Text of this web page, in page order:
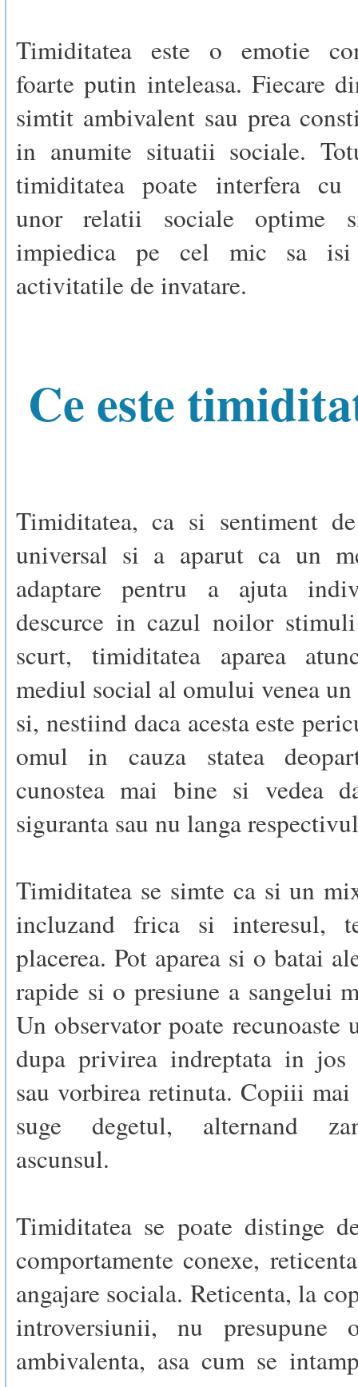
Timiditatea este o emotie
foarte putin inteleasa. Fiecare
simtit ambivalent sau prea
in anumite situatii sociale.
timiditatea poate interfera cu
unor relatii sociale optime
impiedica pe cel mic sa isi
activitatile de invatare.
Ce este
Timiditatea, ca si sentiment
universal si a aparut ca un
adaptare pentru a ajuta
descurce in cazul noilor
scurt, timiditatea aparea
mediul social al omului venea
si, nestiind daca acesta este
omul in cauza statea
cunostea mai bine si vedea
siguranta sau nu langa
Timiditatea se simte ca si un
incluzand frica si interesul,
placerea. Pot aparea si o batai
rapide si o presiune a sangelui
Un observator poate recunoaste
dupa privirea indreptata in jos
sau vorbirea retinuta. Copiii
suge degetul, alternand
ascunsul.
Timiditatea se poate distinge
comportamente conexe,
angajare sociala. Reticenta, la
introversiunii, nu presupune
ambivalenta, asa cum se